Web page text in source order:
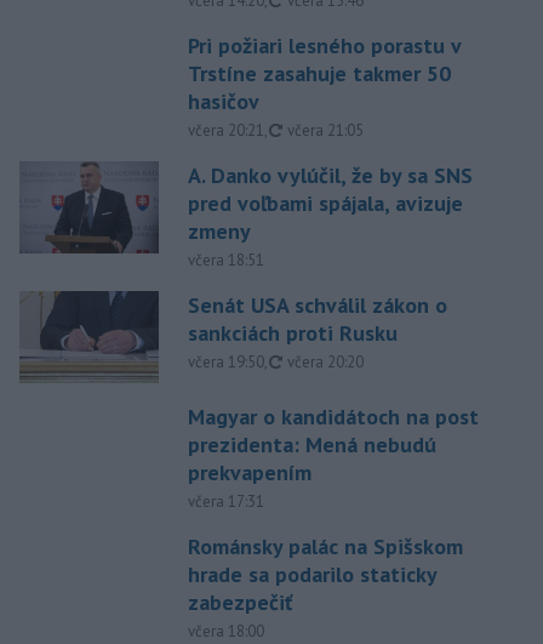
Pri požiari lesného porastu v
Trstíne zasahuje takmer 50
hasičov
včera 20:21, aktualizované
včera 21:05
A. Danko vylúčil, že by sa SNS
pred voľbami spájala, avizuje
zmeny
včera 18:51
Senát USA schválil zákon o
sankciách proti Rusku
včera 19:50, aktualizované
včera 20:20
Magyar o kandidátoch na post
prezidenta: Mená nebudú
prekvapením
včera 17:31
Románsky palác na Spišskom
hrade sa podarilo staticky
zabezpečiť
včera 18:00